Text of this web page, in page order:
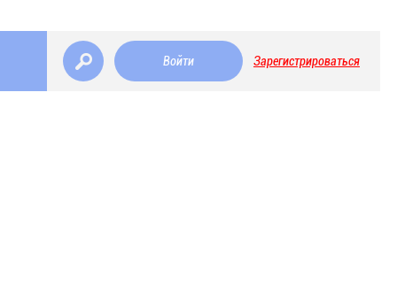
Войти Зарегистрироваться